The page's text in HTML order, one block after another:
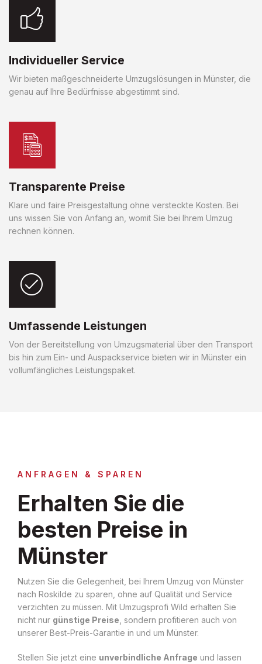
Individueller Service
Wir bieten maßgeschneiderte Umzugslösungen in Münster, die
genau auf Ihre Bedürfnisse abgestimmt sind.
Transparente Preise
Klare und faire Preisgestaltung ohne versteckte Kosten. Bei
uns wissen Sie von Anfang an, womit Sie bei Ihrem Umzug
rechnen können.
Umfassende Leistungen
Von der Bereitstellung von Umzugsmaterial über den Transport
bis hin zum Ein- und Auspackservice bieten wir in Münster ein
vollumfängliches Leistungspaket.
ANFRAGEN & SPAREN
Erhalten Sie die
besten Preise in
Münster
Nutzen Sie die Gelegenheit, bei Ihrem Umzug von Münster
nach Roskilde zu sparen, ohne auf Qualität und Service
verzichten zu müssen. Mit Umzugsprofi Wild erhalten Sie
nicht nur günstige Preise , sondern profitieren auch von
unserer Best-Preis-Garantie in und um Münster.
Stellen Sie jetzt eine unverbindliche Anfrage und lassen